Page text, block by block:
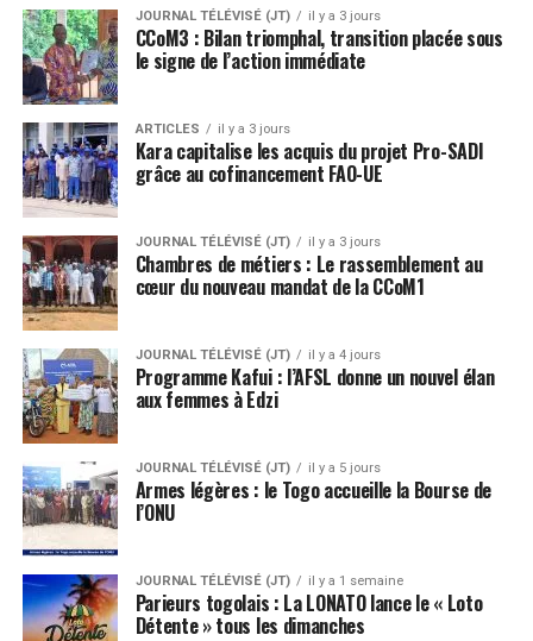
JOURNAL TÉLÉVISÉ (JT) il y a 3 jours
CCoM3 : Bilan triomphal, transition placée sous
le signe de l’action immédiate
ARTICLES il y a 3 jours
Kara capitalise les acquis du projet Pro-SADI
grâce au cofinancement FAO-UE
JOURNAL TÉLÉVISÉ (JT) il y a 3 jours
Chambres de métiers : Le rassemblement au
cœur du nouveau mandat de la CCoM1
JOURNAL TÉLÉVISÉ (JT) il y a 4 jours
Programme Kafui : l’AFSL donne un nouvel élan
aux femmes à Edzi
JOURNAL TÉLÉVISÉ (JT) il y a 5 jours
Armes légères : le Togo accueille la Bourse de
l’ONU
JOURNAL TÉLÉVISÉ (JT) il y a 1 semaine
Parieurs togolais : La LONATO lance le « Loto
Détente » tous les dimanches